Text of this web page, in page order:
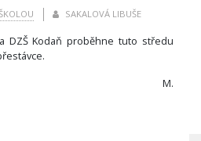
SAKALOVÁ LIBUŠE
DZŠ Kodaň proběhne tuto středu